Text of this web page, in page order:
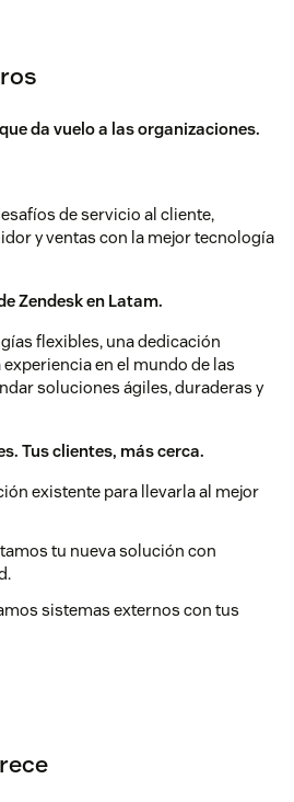
da vuelo a las organizaciones.
de servicio al cliente,
y ventas con la mejor tecnología
Zendesk en Latam.
flexibles, una dedicación
en el mundo de las
soluciones ágiles, duraderas y
Tus clientes, más cerca.
existente para llevarla al mejor
tu nueva solución con
sistemas externos con tus